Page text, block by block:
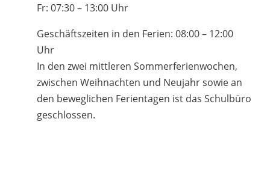
Fr: 07:30 – 13:00 Uhr
Geschäftszeiten in den Ferien: 08:00 – 12:00
Uhr
In den zwei mittleren Sommerferienwochen,
zwischen Weihnachten und Neujahr sowie an
den beweglichen Ferientagen ist das Schulbüro
geschlossen.